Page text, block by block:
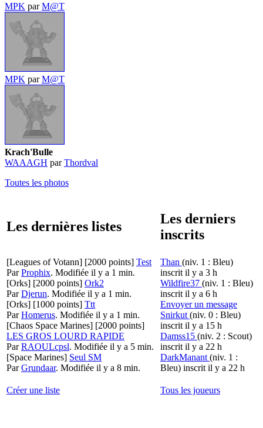
MPK parM@T
MPK parM@T
Krach'Bulle
WAAAGH parThordval
Toutes les photos
Les dernières listes
Les derniers
inscrits
[Leagues of Votann] [2000 points] Test
ParProphix. Modifiée il y a 1 min.
[Orks] [2000 points] Ork2
ParDjerun. Modifiée il y a 1 min.
[Orks] [1000 points] Ttt
ParHomerus. Modifiée il y a 1 min.
[Chaos Space Marines] [2000 points]
LES GROS LOURD RAPIDE
ParRAOULcpsl. Modifiée il y a 5 min.
[Space Marines] Seul SM
ParGrundaar. Modifiée il y a 8 min.
Than (niv. 1 : Bleu)
inscrit il y a 3 h
Wildfire37 (niv. 1 : Bleu)
inscrit il y a 6 h
Envoyer un message
Snirkut (niv. 0 : Bleu)
inscrit il y a 15 h
Damss15 (niv. 2 : Scout)
inscrit il y a 22 h
DarkManant (niv. 1 :
Bleu) inscrit il y a 22 h
Créer une liste Tous les joueurs